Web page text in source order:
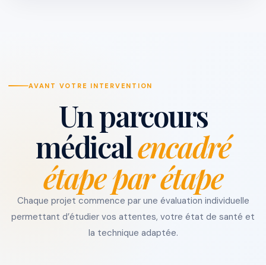
AVANT VOTRE INTERVENTION
Un parcours
médicalencadré
étape par étape
Chaque projet commence par une évaluation individuelle
permettant d’étudier vos attentes, votre état de santé et
la technique adaptée.